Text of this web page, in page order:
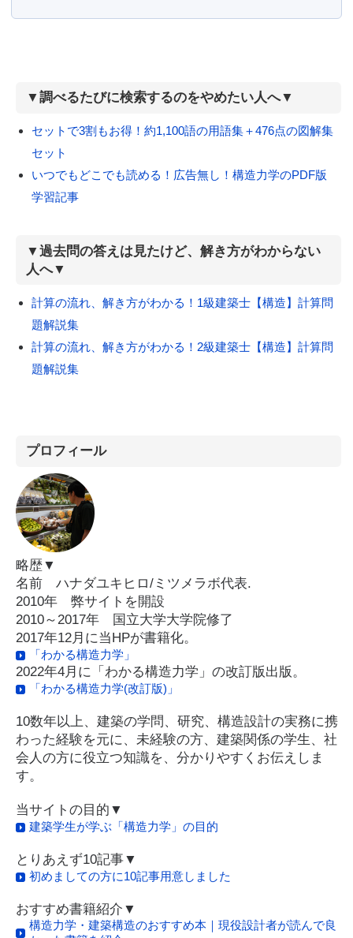
▼調べるたびに検索するのをやめたい人へ▼
セットで3割もお得！約1,100語の用語集＋476点の図解集
セット
いつでもどこでも読める！広告無し！構造力学のPDF版
学習記事
▼過去問の答えは見たけど、解き方がわからない
人へ▼
計算の流れ、解き方がわかる！1級建築士【構造】計算問
題解説集
計算の流れ、解き方がわかる！2級建築士【構造】計算問
題解説集
プロフィール
略歴▼
名前 ハナダユキヒロ/ミツメラボ代表.
2010年 弊サイトを開設
2010～2017年 国立大学大学院修了
2017年12月に当HPが書籍化。
「わかる構造力学」
2022年4月に「わかる構造力学」の改訂版出版。
「わかる構造力学(改訂版)」
10数年以上、建築の学問、研究、構造設計の実務に携
わった経験を元に、未経験の方、建築関係の学生、社
会人の方に役立つ知識を、分かりやすくお伝えしま
す。
当サイトの目的▼
建築学生が学ぶ「構造力学」の目的
とりあえず10記事▼
初めましての方に10記事用意しました
おすすめ書籍紹介▼
構造力学・建築構造のおすすめ本｜現役設計者が読んで良